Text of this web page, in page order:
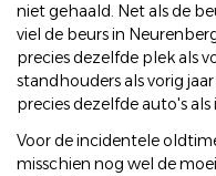
niet gehaald. Net als de
viel de beurs in
precies dezelfde plek als
standhouders als vorig
precies dezelfde auto's als
Voor de incidentele
misschien nog wel de